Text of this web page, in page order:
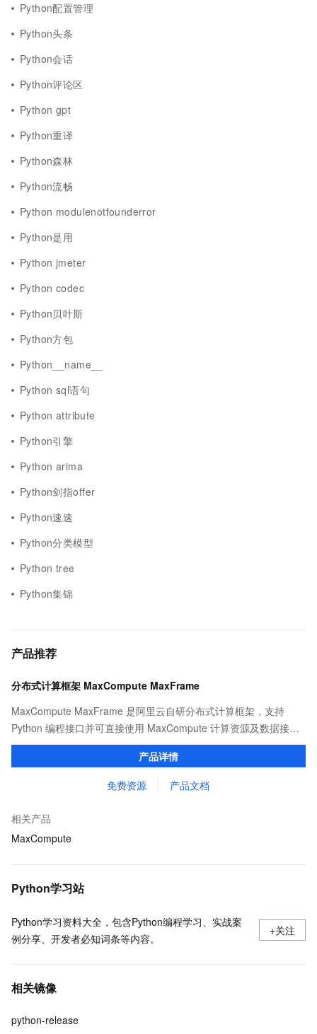
Python配置管理
Python头条
Python会话
Python评论区
Python gpt
Python重译
Python森林
Python流畅
Python modulenotfounderror
Python是用
Python jmeter
Python codec
Python贝叶斯
Python方包
Python__name__
Python sql语句
Python attribute
Python引擎
Python arima
Python剑指offer
Python速速
Python分类模型
Python tree
Python集锦
产品推荐
分布式计算框架 MaxCompute MaxFrame
MaxCompute MaxFrame 是阿里云自研分布式计算框架，支持
Python 编程接口并可直接使用 MaxCompute 计算资源及数据接
口，与 MaxCompute Notebook、镜像管理等功能共同构成
MaxCompute 完整 Python 开发生态。
产品详情
免费资源 产品文档
相关产品
MaxCompute
Python学习站
Python学习资料大全，包含Python编程学习、实战案
例分享、开发者必知词条等内容。
+关注
相关镜像
python-release